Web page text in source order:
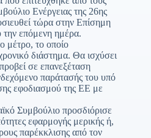
Ενέργειας της 26ης
τώρα στην Επίσημη
την επόμενη ημέρα.
μέτρο, το οποίο
διάστημα. Θα ισχύσει
σε επανεξέταση
παράτασής του υπό
εφοδιασμού της ΕΕ με
Συμβούλιο προσδιόρισε
εφαρμογής μερικής ή,
παρέκκλισης από τον